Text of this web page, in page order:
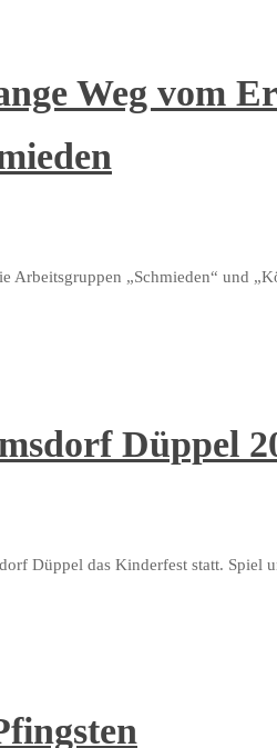
Weg vom
„Schmieden“ und
Düppel
Düppel das Kinderfest statt. Spiel